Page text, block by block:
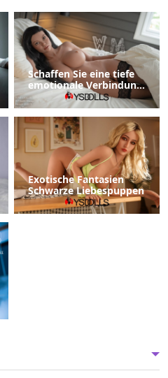
Schaffen Sie eine tiefe
emotionale Verbindung
mit einer Sexpuppe
Exotische Fantasien
Schwarze Liebespuppen